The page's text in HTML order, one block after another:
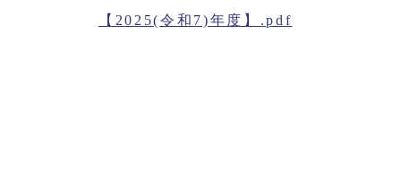
【2025(令和7)年度】.pdf